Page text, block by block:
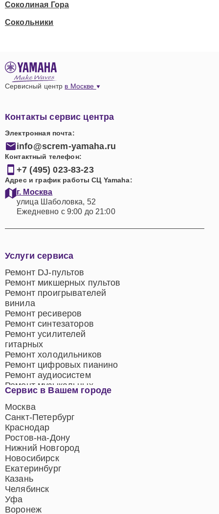
Соколиная Гора
Сокольники
Сервисный центр в Москве
Контакты сервис центра
Электронная почта:
info@screm-yamaha.ru
Контактный телефон:
+7 (495) 023-83-23
Адрес и график работы СЦ Yamaha:
г. Москва
улица Шаболовка, 52
Ежедневно с 9:00 до 21:00
Сервис в Вашем городе
Москва
Санкт-Петербург
Краснодар
Ростов-на-Дону
Нижний Новгород
Новосибирск
Екатеринбург
Казань
Челябинск
Уфа
Воронеж
Услуги сервиса
Ремонт DJ-пультов
Ремонт микшерных пультов
Ремонт проигрывателей
винила
Ремонт ресиверов
Ремонт синтезаторов
Ремонт усилителей
гитарных
Ремонт холодильников
Ремонт цифровых пианино
Ремонт аудиосистем
Ремонт музыкальных
центров
Ремонт домашних
кинотеатров
Ремонт микрофонов
Ремонт акустических
систем